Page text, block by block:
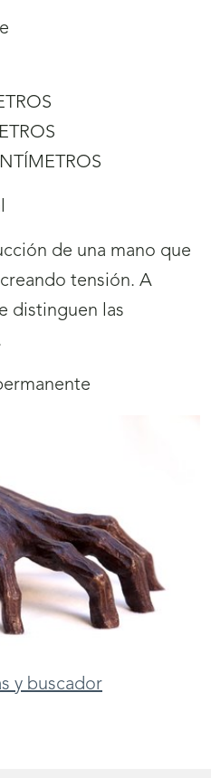
de una mano que
tensión. A
distinguen las
y buscador